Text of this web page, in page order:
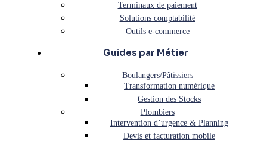
Terminaux de paiement
Solutions comptabilité
Outils e-commerce
Guides par Métier
Boulangers/Pâtissiers
Transformation numérique
Gestion des Stocks
Plombiers
Intervention d’urgence & Planning
Devis et facturation mobile